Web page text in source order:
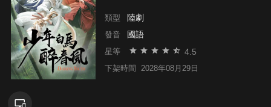
類型 陸劇
發音 國語
星等 4.5
下架時間 2028年08月29日